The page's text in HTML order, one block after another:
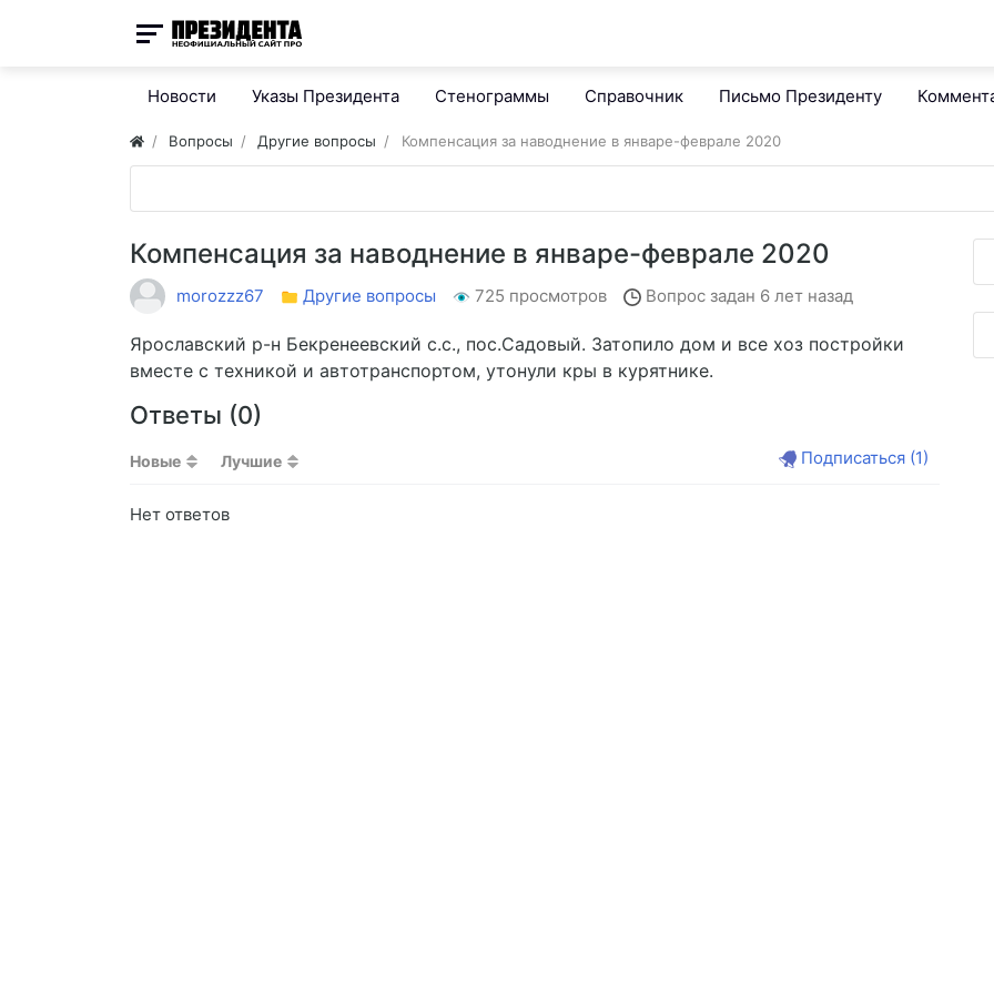
Новости Указы Президента Стенограммы Справочник Письмо Президенту
Вопросы Другие вопросы Компенсация за наводнение в январе-феврале 2020
Компенсация за наводнение в январе-феврале 2020
morozzz67 Другие вопросы 725 просмотров Вопрос задан 6 лет назад
Ярославский р-н Бекренеевский с.с., пос.Садовый. Затопило дом и все хоз постройки
вместе с техникой и автотранспортом, утонули кры в курятнике.
Ответы (0)
Новые Лучшие Подписаться (1)
Нет ответов